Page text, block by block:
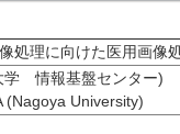
処理に向けた医用画像
学 情報基盤センター)
(Nagoya University)